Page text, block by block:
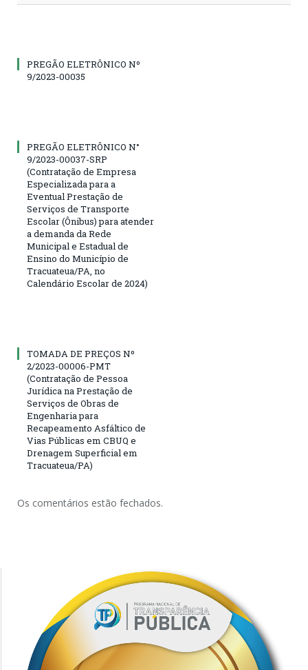
PREGÃO ELETRÔNICO Nº
9/2023-00035
PREGÃO ELETRÔNICO N°
9/2023-00037-SRP
(Contratação de Empresa
Especializada para a
Eventual Prestação de
Serviços de Transporte
Escolar (Ônibus) para atender
a demanda da Rede
Municipal e Estadual de
Ensino do Município de
Tracuateua/PA, no
Calendário Escolar de 2024)
TOMADA DE PREÇOS Nº
2/2023-00006-PMT
(Contratação de Pessoa
Jurídica na Prestação de
Serviços de Obras de
Engenharia para
Recapeamento Asfáltico de
Vias Públicas em CBUQ e
Drenagem Superficial em
Tracuateua/PA)
Os comentários estão fechados.